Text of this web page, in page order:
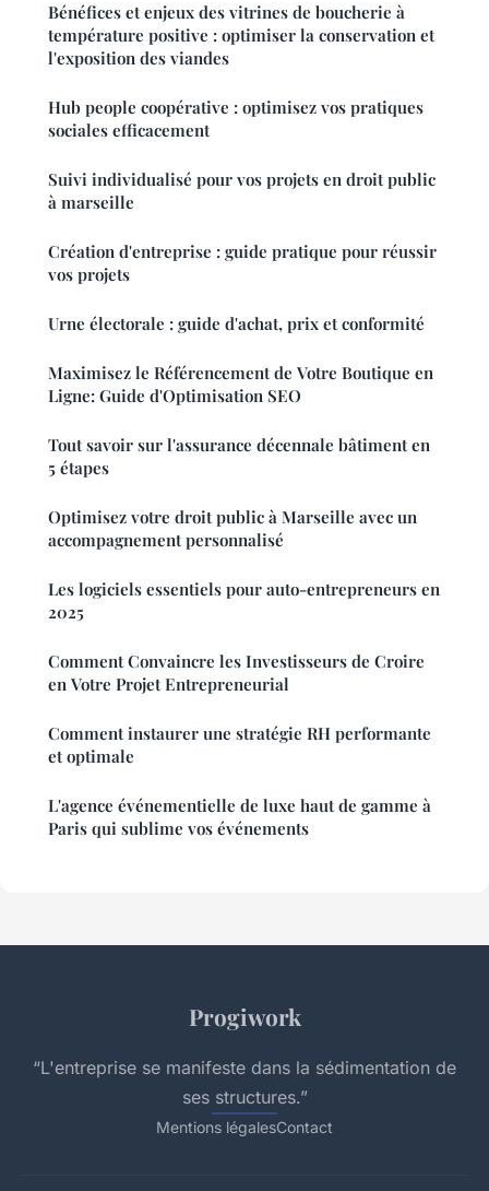
Bénéfices et enjeux des vitrines de boucherie à
température positive : optimiser la conservation et
l'exposition des viandes
Hub people coopérative : optimisez vos pratiques
sociales efficacement
Suivi individualisé pour vos projets en droit public
à marseille
Création d'entreprise : guide pratique pour réussir
vos projets
Urne électorale : guide d'achat, prix et conformité
Maximisez le Référencement de Votre Boutique en
Ligne: Guide d'Optimisation SEO
Tout savoir sur l'assurance décennale bâtiment en
5 étapes
Optimisez votre droit public à Marseille avec un
accompagnement personnalisé
Les logiciels essentiels pour auto-entrepreneurs en
2025
Comment Convaincre les Investisseurs de Croire
en Votre Projet Entrepreneurial
Comment instaurer une stratégie RH performante
et optimale
L'agence événementielle de luxe haut de gamme à
Paris qui sublime vos événements
Progiwork
“L'entreprise se manifeste dans la sédimentation de
ses structures.”
Mentions légalesContact